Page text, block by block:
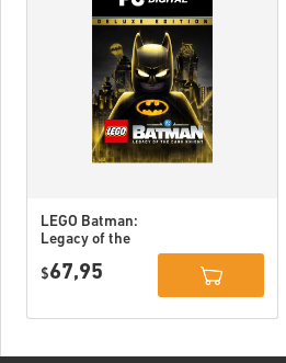
LEGO Batman:
Legacy of the
Deluxe Edition
$67,95